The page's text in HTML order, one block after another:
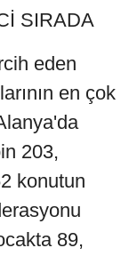
SIRADA
eden
en çok
203,
konutun
89,